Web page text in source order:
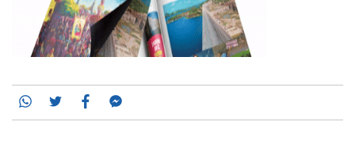
Whatsapp
TwitterFacebook